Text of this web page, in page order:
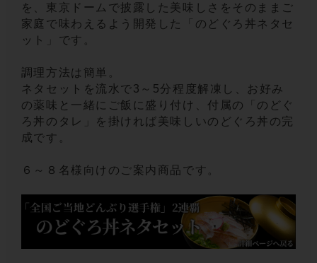
を、東京ドームで披露した美味しさをそのままご
家庭で味わえるよう開発した「のどぐろ丼ネタセ
ット」です。
調理方法は簡単。
ネタセットを流水で3～5分程度解凍し、お好み
の薬味と一緒にご飯に盛り付け、付属の「のどぐ
ろ丼のタレ」を掛ければ美味しいのどぐろ丼の完
成です。
６～８名様向けのご案内商品です。